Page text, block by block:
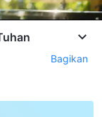
Bagikan